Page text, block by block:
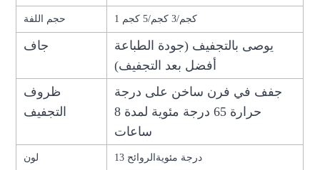
حجم اللفة 1 كجم/3 كجم/5 كجم
جاف
يوصى بالتجفيف (جودة الطباعة
أفضل بعد التجفيف)
ظروف
التجفيف
جفف في فرن ساخن على درجة
حرارة 65 درجة مئوية لمدة 8
ساعات
لون 13 درجة مئويةالروائح